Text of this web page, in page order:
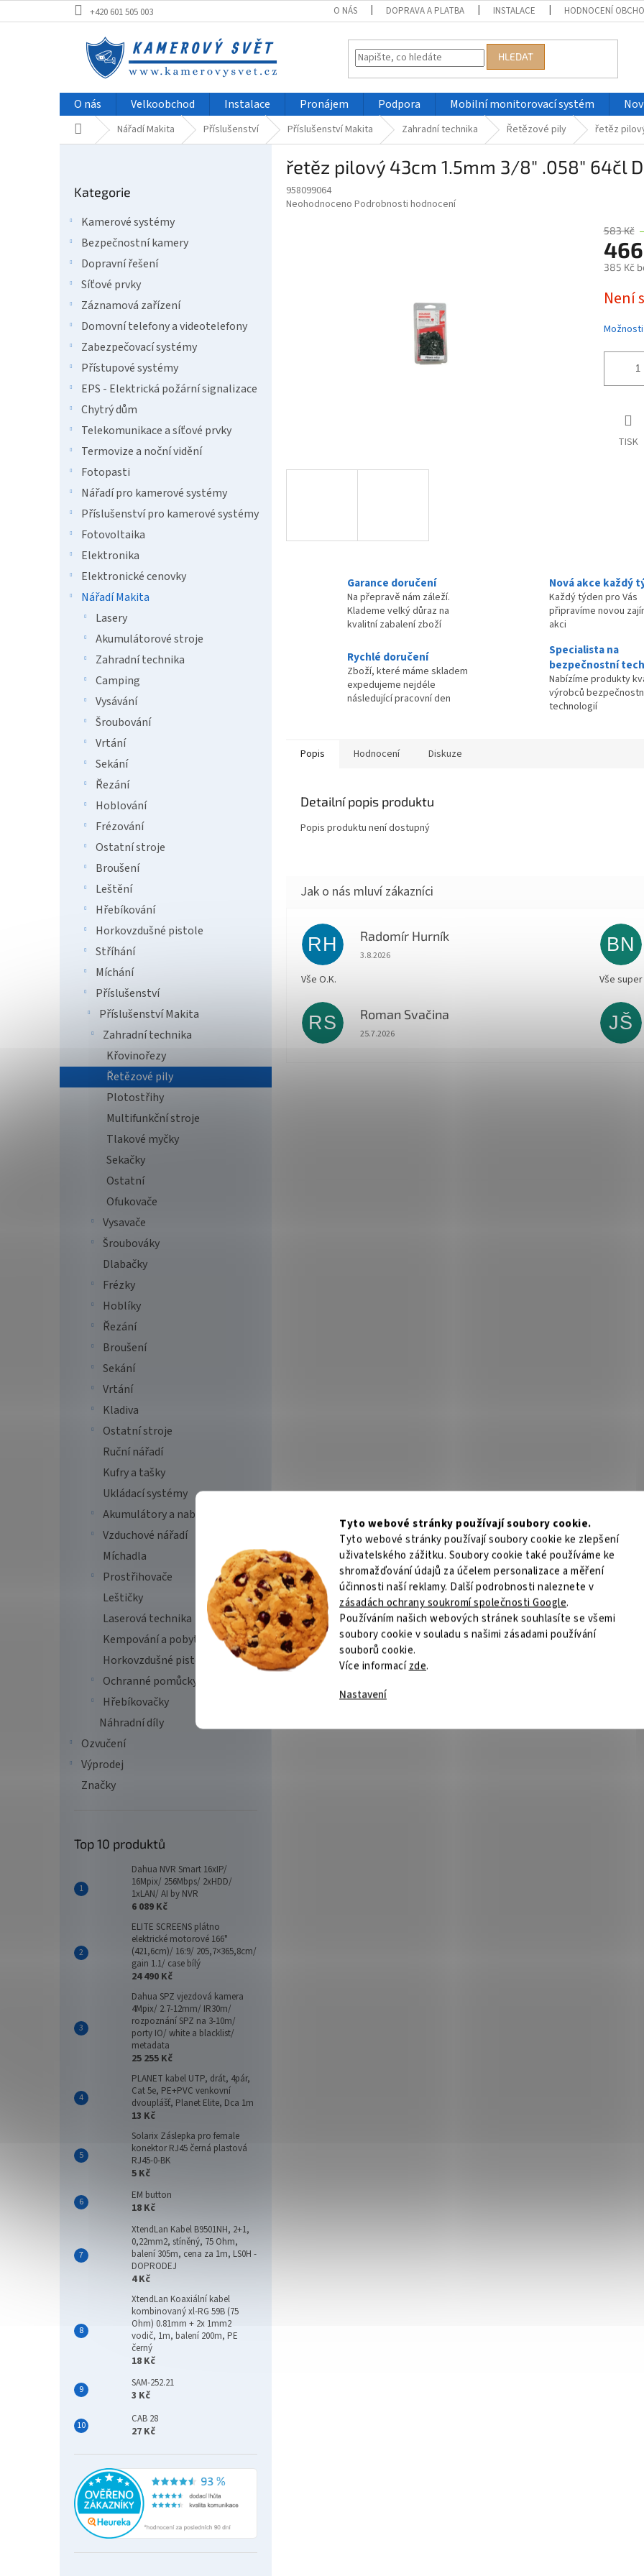
Tyto webové stránky používají soubory cookie.
Tyto webové stránky používají soubory cookie ke zlepšení
uživatelského zážitku. Soubory cookie také používáme ke
shromažďování údajů za účelem personalizace a měření
účinnosti naší reklamy. Další podrobnosti naleznete v
zásadách ochrany soukromí společnosti Google.
Používáním našich webových stránek souhlasíte se všemi
soubory cookie v souladu s našimi zásadami používání
souborů cookie.
Více informacízde.
Nastavení
na
+420 601 505 003 O NÁS DOPRAVA A PLATBA INSTALACE HODNOCENÍ
HLEDAT
O nás Velkoobchod Instalace Pronájem Podpora Mobilní monitorovací systém
Domů Nářadí Makita Příslušenství Příslušenství Makita Zahradní technika Řetězové pily řetěz
kategorie
Kategorie
Kamerové systémy
Bezpečnostní kamery
Dopravní řešení
Síťové prvky
Záznamová zařízení
Domovní telefony a videotelefony
Zabezpečovací systémy
Přístupové systémy
EPS - Elektrická požární signalizace
Chytrý dům
Telekomunikace a síťové prvky
Termovize a noční vidění
Fotopasti
Nářadí pro kamerové systémy
Příslušenství pro kamerové systémy
Fotovoltaika
Elektronika
Elektronické cenovky
Nářadí Makita
Lasery
Akumulátorové stroje
Zahradní technika
Camping
Vysávání
Šroubování
Vrtání
Sekání
Řezání
Hoblování
Frézování
Ostatní stroje
Broušení
Leštění
Hřebíkování
Horkovzdušné pistole
Stříhání
Míchání
Příslušenství
Příslušenství Makita
Zahradní technika
Křovinořezy
Řetězové pily
Plotostřihy
Multifunkční stroje
Tlakové myčky
Sekačky
Ostatní
Ofukovače
Vysavače
Šroubováky
Dlabačky
Frézky
Hoblíky
Řezání
Broušení
Sekání
Vrtání
Kladiva
Ostatní stroje
Ruční nářadí
Kufry a tašky
Ukládací systémy
Akumulátory a nabíječky
Vzduchové nářadí
Míchadla
Prostřihovače
Leštičky
Laserová technika
Kempování a pobyt v přírodě
Horkovzdušné pistole
Ochranné pomůcky
Hřebíkovačky
Náhradní díly
Ozvučení
Výprodej
Značky
Top 10 produktů
Dahua NVR Smart 16xIP/
16Mpix/ 256Mbps/ 2xHDD/
1xLAN/ AI by NVR
6 089 Kč
ELITE SCREENS plátno
elektrické motorové 166"
(421,6cm)/ 16:9/ 205,7×365,8cm/
gain 1.1/ case bílý
24 490 Kč
Dahua SPZ vjezdová kamera
4Mpix/ 2.7-12mm/ IR30m/
rozpoznání SPZ na 3-10m/
porty IO/ white a blacklist/
metadata
25 255 Kč
PLANET kabel UTP, drát, 4pár,
Cat 5e, PE+PVC venkovní
dvouplášť, Planet Elite, Dca 1m
13 Kč
Solarix Záslepka pro female
konektor RJ45 černá plastová
RJ45-0-BK
5 Kč
EM button
18 Kč
XtendLan Kabel B9501NH, 2+1,
0,22mm2, stíněný, 75 Ohm,
balení 305m, cena za 1m, LS0H -
DOPRODEJ
4 Kč
XtendLan Koaxiální kabel
kombinovaný xl-RG 59B (75
Ohm) 0.81mm + 2x 1mm2
vodič, 1m, balení 200m, PE
černý
18 Kč
SAM-252.21
3 Kč
CAB 28
27 Kč
řetěz pilový 43cm 1.5mm 3/8" .058" 64čl
958099064
Průměrné
Neohodnoceno Podrobnosti hodnocení
583 Kč
385 Kč
cena:
Není
TISK
Garance doručení
Na přepravě nám záleží.
Klademe velký důraz na
kvalitní zabalení zboží
Nová akce každý
Každý týden pro Vás
připravíme novou
akci
Rychlé doručení
Zboží, které máme skladem
expedujeme nejdéle
následující pracovní den
Specialista na
bezpečnostní
Nabízíme produkty
výrobců
technologií
Popis Hodnocení Diskuze
Detailní popis produktu
Popis produktu není dostupný
RH Radomír Hurník
Hodnocení obchodu je 5 z 5 hvězdiček.
3.8.2026
Vše O.K.
BN
Vše
RS Roman Svačina
Hodnocení obchodu je 5 z 5 hvězdiček.
25.7.2026
JŠ